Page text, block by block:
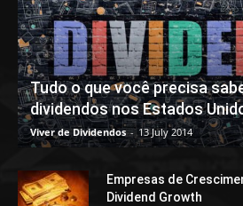
Tudo o que você precisa
dividendos nos Estados
Viver de Dividendos - 13 July 2014
Empresas de
Dividend Growth